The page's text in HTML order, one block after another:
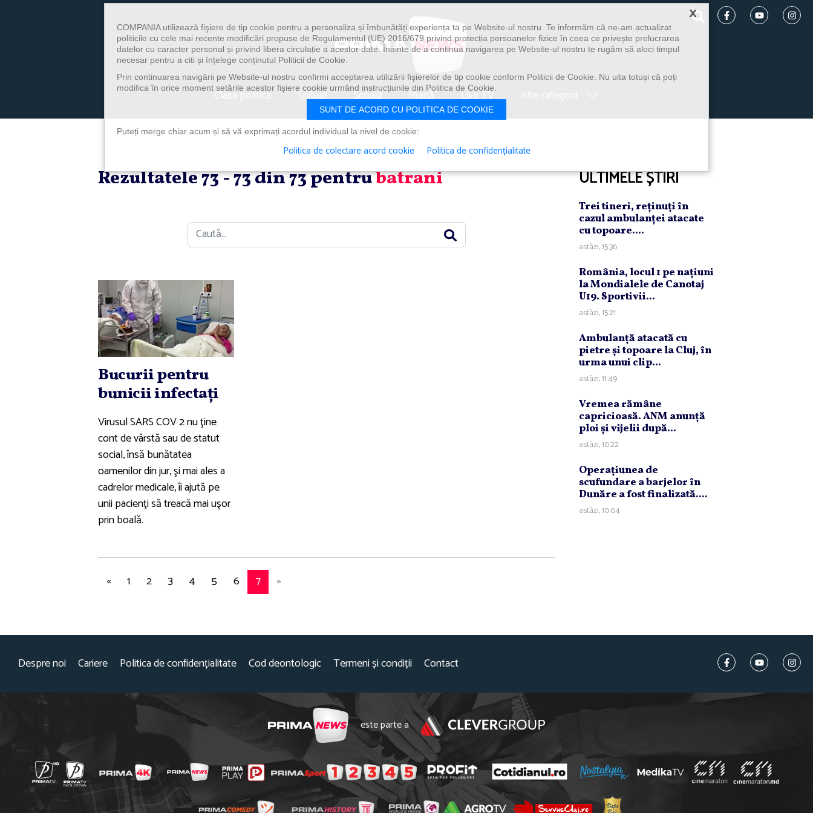
Clasa politica Spitale Școală Hrană Live TV
Rezultatele 73 - 73 din 73 pentrubatrani
Caută
Bucurii pentru
bunicii infectaţi
Virusul SARS COV 2 nu ţine
cont de vârstă sau de statut
social, însă bunătatea
oamenilor din jur, şi mai ales a
cadrelor medicale, îi ajută pe
unii pacienţi să treacă mai uşor
prin boală.
« 1 2 3 4 5 6 7 »
ULTIMELE ȘTIRI
Trei tineri, reţinuţi în
cazul ambulanţei atacate
cu topoare....
astăzi, 15:36
România, locul 1 pe naţiuni
la Mondialele de Canotaj
U19. Sportivii...
astăzi, 15:21
Ambulanţă atacată cu
pietre şi topoare la Cluj, în
urma unui clip...
astăzi, 11:49
Vremea rămâne
capricioasă. ANM anunţă
ploi şi vijelii după...
astăzi, 10:22
Operaţiunea de
scufundare a barjelor în
Dunăre a fost finalizată....
astăzi, 10:04
Despre noi Cariere Politica de confidențialitate Cod deontologic Termeni și condiții Contact
este parte a
×
COMPANIA utilizează fişiere de tip cookie pentru a personaliza și îmbunătăți experiența ta pe Website-ul nostru. Te informăm că ne-am actualizat
politicile cu cele mai recente modificări propuse de Regulamentul (UE) 2016/679 privind protecția persoanelor fizice în ceea ce privește prelucrarea
datelor cu caracter personal și privind libera circulație a acestor date. Înainte de a continua navigarea pe Website-ul nostru te rugăm să aloci timpul
necesar pentru a citi și înțelege conținutul Politicii de Cookie.
Prin continuarea navigării pe Website-ul nostru confirmi acceptarea utilizării fişierelor de tip cookie conform Politicii de Cookie. Nu uita totuși că poți
modifica în orice moment setările acestor fişiere cookie urmând instrucțiunile din Politica de Cookie.
SUNT DE ACORD CU POLITICA DE COOKIE
Puteți merge chiar acum și să vă exprimați acordul individual la nivel de cookie:
Politica de colectare acord cookie Politica de confidențialitate